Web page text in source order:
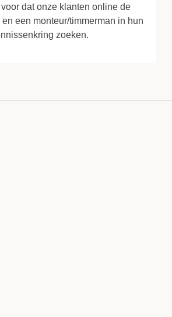
dat onze klanten online de
een monteur/timmerman in hun
zoeken.